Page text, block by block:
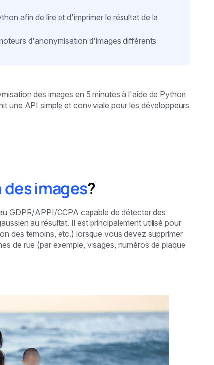
afin de lire et d'imprimer le résultat de la
d'anonymisation d'images différents
des images en 5 minutes à l'aide de Python
une API simple et conviviale pour les développeurs
images?
GDPR/APPI/CCPA capable de détecter des
au résultat. Il est principalement utilisé pour
des témoins, etc.) lorsque vous devez supprimer
de rue (par exemple, visages, numéros de plaque